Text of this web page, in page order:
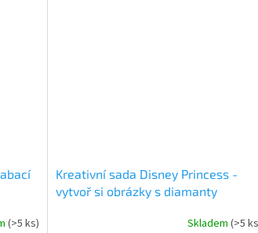
(>5 ks)
Kreativní sada Disney Princess -
vytvoř si obrázky s diamanty
Skladem(>5